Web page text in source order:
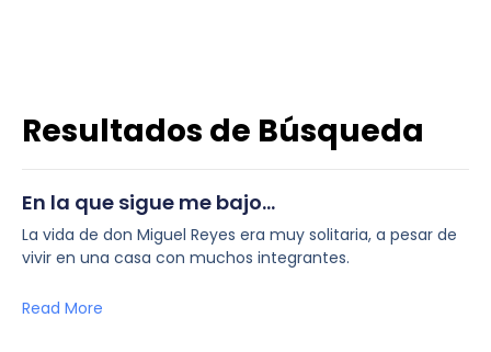
Resultados de Búsqueda
En la que sigue me bajo…
La vida de don Miguel Reyes era muy solitaria, a pesar de
vivir en una casa con muchos integrantes.
Read More